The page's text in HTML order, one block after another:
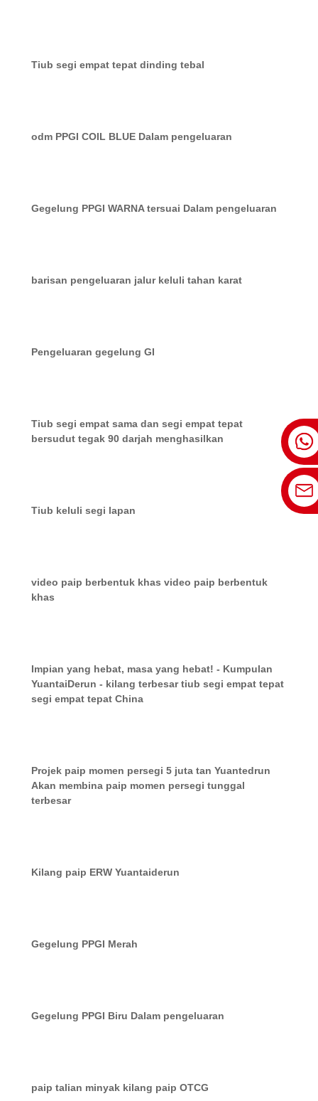
Tiub segi empat tepat dinding tebal
odm PPGI COIL BLUE Dalam pengeluaran
Gegelung PPGI WARNA tersuai Dalam pengeluaran
barisan pengeluaran jalur keluli tahan karat
Pengeluaran gegelung GI
Tiub segi empat sama dan segi empat tepat
bersudut tegak 90 darjah menghasilkan
Tiub keluli segi lapan
video paip berbentuk khas video paip berbentuk
khas
Impian yang hebat, masa yang hebat! - Kumpulan
YuantaiDerun - kilang terbesar tiub segi empat tepat
segi empat tepat China
Projek paip momen persegi 5 juta tan Yuantedrun
Akan membina paip momen persegi tunggal
terbesar
Kilang paip ERW Yuantaiderun
Gegelung PPGI Merah
Gegelung PPGI Biru Dalam pengeluaran
paip talian minyak kilang paip OTCG